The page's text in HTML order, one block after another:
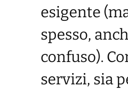
esigente
spesso,
confuso).
servizi, sia